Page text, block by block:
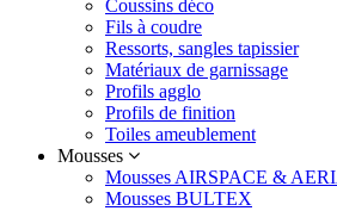
Coussins déco
Fils à coudre
Ressorts, sangles tapissier
Matériaux de garnissage
Profils agglo
Profils de finition
Toiles ameublement
Mousses
Mousses AIRSPACE &
Mousses BULTEX